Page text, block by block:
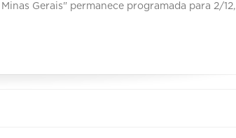
Gerais" permanece programada para 2/12,